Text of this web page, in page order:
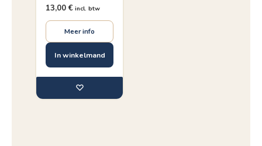
13,00 € incl. btw
Meer info
In winkelmand
♡